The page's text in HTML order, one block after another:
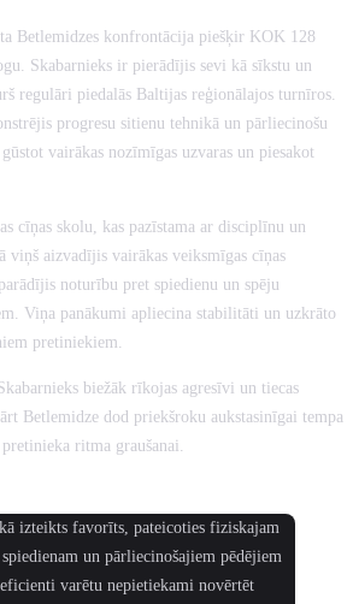
Betlemidzes konfrontācija piešķir KOK 128
Skabarnieks ir pierādījis sevi kā sīkstu un
regulāri piedalās Baltijas reģionālajos turnīros.
progresu sitienu tehnikā un pārliecinošu
vairākas nozīmīgas uzvaras un piesakot
cīņas skolu, kas pazīstama ar disciplīnu un
viņš aizvadījis vairākas veiksmīgas cīņas
noturību pret spiedienu un spēju
Viņa panākumi apliecina stabilitāti un uzkrāto
pretiniekiem.
biežāk rīkojas agresīvi un tiecas
Betlemidze dod priekšroku aukstasinīgai tempa
ritma graušanai.
izteikts favorīts, pateicoties fiziskajam
un pārliecinošajiem pēdējiem
varētu nepietiekami novērtēt